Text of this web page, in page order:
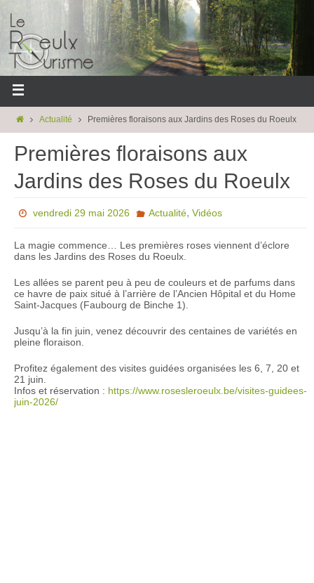
Actualité Premières floraisons aux Jardins des Roses du Roeulx
Premières floraisons aux
Jardins des Roses du Roeulx
vendredi 29 mai 2026 Actualité, Vidéos
La magie commence… Les premières roses viennent d’éclore
dans les Jardins des Roses du Roeulx.
Les allées se parent peu à peu de couleurs et de parfums dans
ce havre de paix situé à l’arrière de l’Ancien Hôpital et du Home
Saint-Jacques (Faubourg de Binche 1).
Jusqu’à la fin juin, venez découvrir des centaines de variétés en
pleine floraison.
Profitez également des visites guidées organisées les 6, 7, 20 et
21 juin.
Infos et réservation : https://www.rosesleroeulx.be/visites-guidees-
juin-2026/